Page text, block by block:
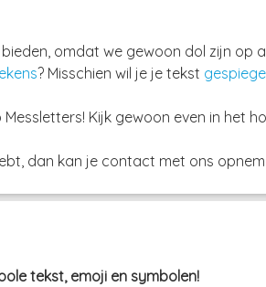
omdat we gewoon dol zijn op
? Misschien wil je je tekst
Kijk gewoon even in het
dan kan je contact met ons
tekst, emoji en symbolen!